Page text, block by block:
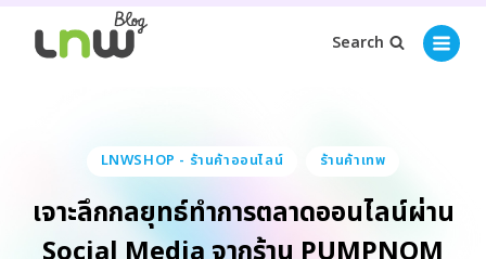
Search
LNWSHOP - ร้านค้าออนไลน์ ร้านค้าเทพ
เจาะลึกกลยุทธ์ทำการตลาดออนไลน์ผ่าน